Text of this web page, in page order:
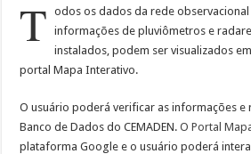
T
odos os dados da rede observacional
informações de pluviômetros e
instalados, podem ser visualizados
portal Mapa Interativo.
O usuário poderá verificar as informações e
Banco de Dados do CEMADEN.O Portal
plataforma Google e o usuário poderá